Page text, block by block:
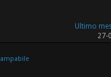
Ultimo
27-